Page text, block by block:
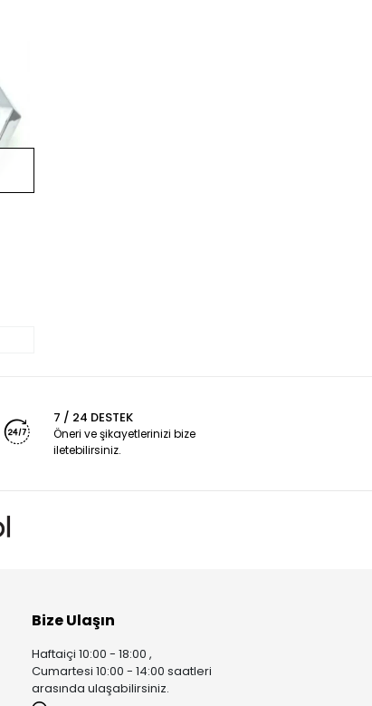
7 / 24 DESTEK
Öneri ve şikayetlerinizi bize
iletebilirsiniz.
Bize Ulaşın
Haftaiçi 10:00 - 18:00 ,
Cumartesi 10:00 - 14:00 saatleri
arasında ulaşabilirsiniz.